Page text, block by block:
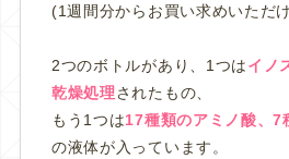
(1週間分からお買い求めいただ
2つのボトルがあり、1つはイノ
乾燥処理されたもの、
もう1つは17種類のアミノ酸、7
の液体が入っています。